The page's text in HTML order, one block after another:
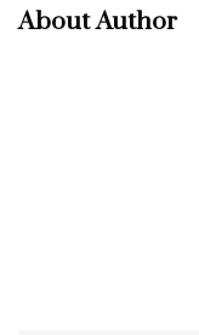
About Author